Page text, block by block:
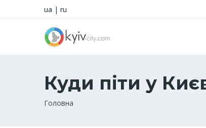
ua | ru
Куди піти у
Рядок
Головна